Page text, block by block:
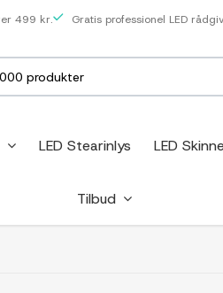
499 kr. Gratis professionel LED
LED Stearinlys LED
Tilbud